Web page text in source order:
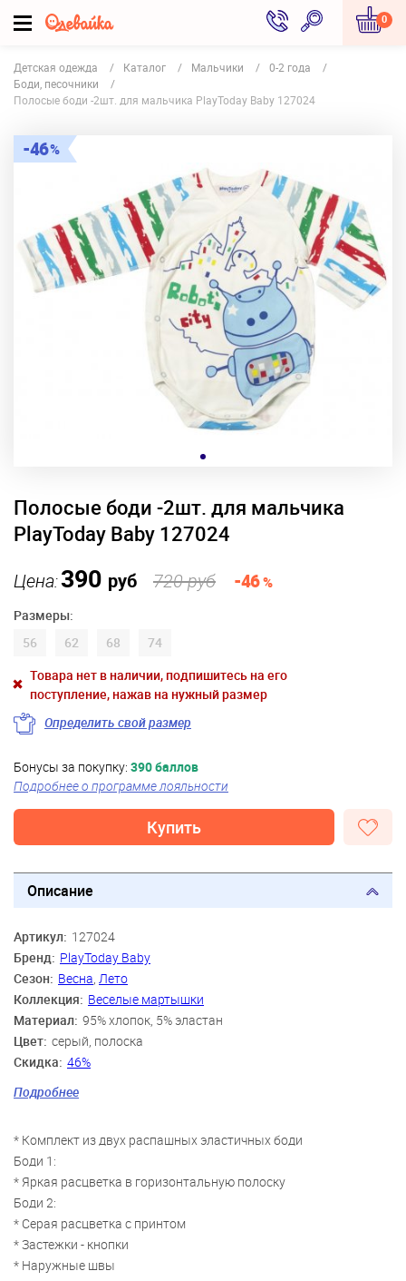
0
Детская одежда Каталог Мальчики
0-2 года
Боди, песочники
Полосые боди -2шт. для мальчика PlayToday Baby 127024
46
Полосые боди -2шт. для мальчика
PlayToday Baby 127024
Цена:390 руб 720 руб -46%
Размеры:
56
62 68
74
Товара нет в наличии, подпишитесь на его
поступление, нажав на нужный размер
Определить свой размер
Бонусы за покупку: 390 баллов
Подробнее о программе лояльности
Купить
Описание
Артикул: 127024
Бренд: PlayToday Baby
Сезон: Весна, Лето
Коллекция: Веселые мартышки
Материал: 95% хлопок, 5% эластан
Цвет: серый, полоска
Скидка: 46%
Мальчики
Возраст: 0 мес., 3 мес., 6 мес., 9 мес.
Подробнее
* Комплект из двух распашных эластичных боди
Боди 1:
* Яркая расцветка в горизонтальную полоску
Боди 2:
* Серая расцветка с принтом
* Застежки - кнопки
* Наружные швы